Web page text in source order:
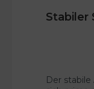
Stabiler
Der